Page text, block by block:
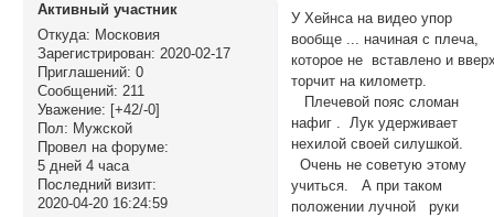
Активный участник
Откуда: Московия
Зарегистрирован: 2020-02-17
Приглашений: 0
Сообщений: 211
Уважение: [+42/-0]
Пол: Мужской
Провел на форуме:
5 дней 4 часа
Последний визит:
2020-04-20 16:24:59
У Хейнса на видео упор
вообще ... начиная с плеча,
которое не вставлено и
торчит на километр.
Плечевой пояс сломан
нафиг . Лук удерживает
нехилой своей силушкой.
Очень не советую этому
учиться. А при таком
положении лучной руки